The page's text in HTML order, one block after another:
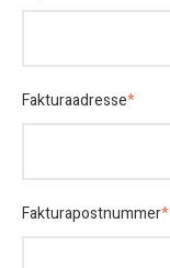
Fakturaadresse*
Fakturapostnummer*